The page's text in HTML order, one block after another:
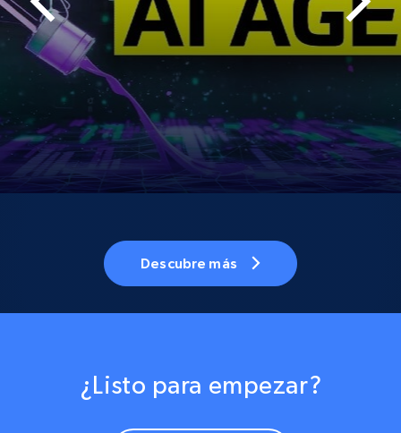
Descubre más
¿Listo para empezar?